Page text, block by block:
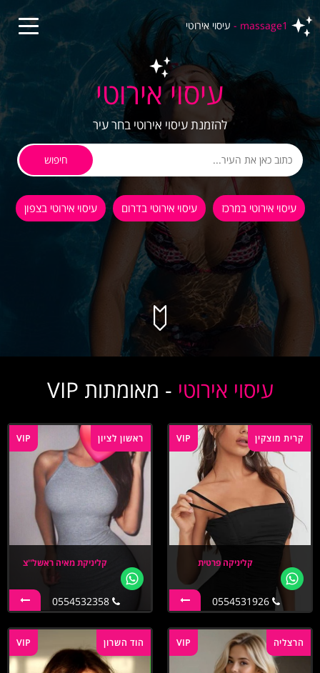
massage1 - עיסוי אירוטי
עיסוי אירוטי
להזמנת עיסוי אירוטי בחר עיר
חיפוש
עיסוי אירוטי במרכז עיסוי אירוטי בדרום עיסוי אירוטי בצפון
עיסוי אירוטי - מאומתות VIP
VIP קרית מוצקין
קליניקה פרטית
0554531926
VIP ראשון לציון
קליניקת מאיה ראשל''צ
0554532358
VIP הרצליה VIP הוד השרון